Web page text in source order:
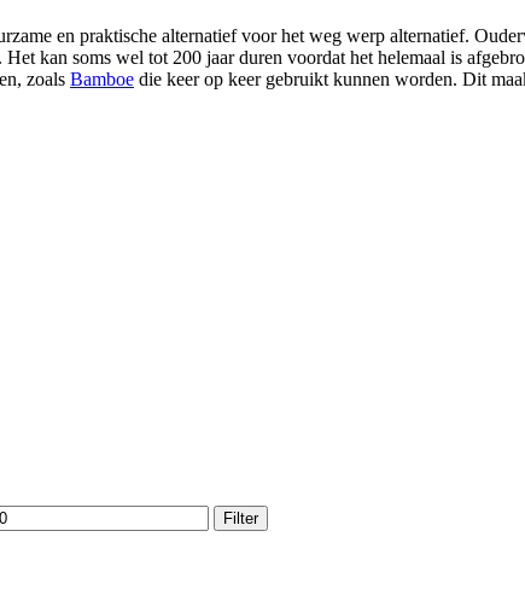
en praktische alternatief voor het weg werp alternatief.
kan soms wel tot 200 jaar duren voordat het helemaal is
zoals Bamboe die keer op keer gebruikt kunnen worden. Dit
Filter